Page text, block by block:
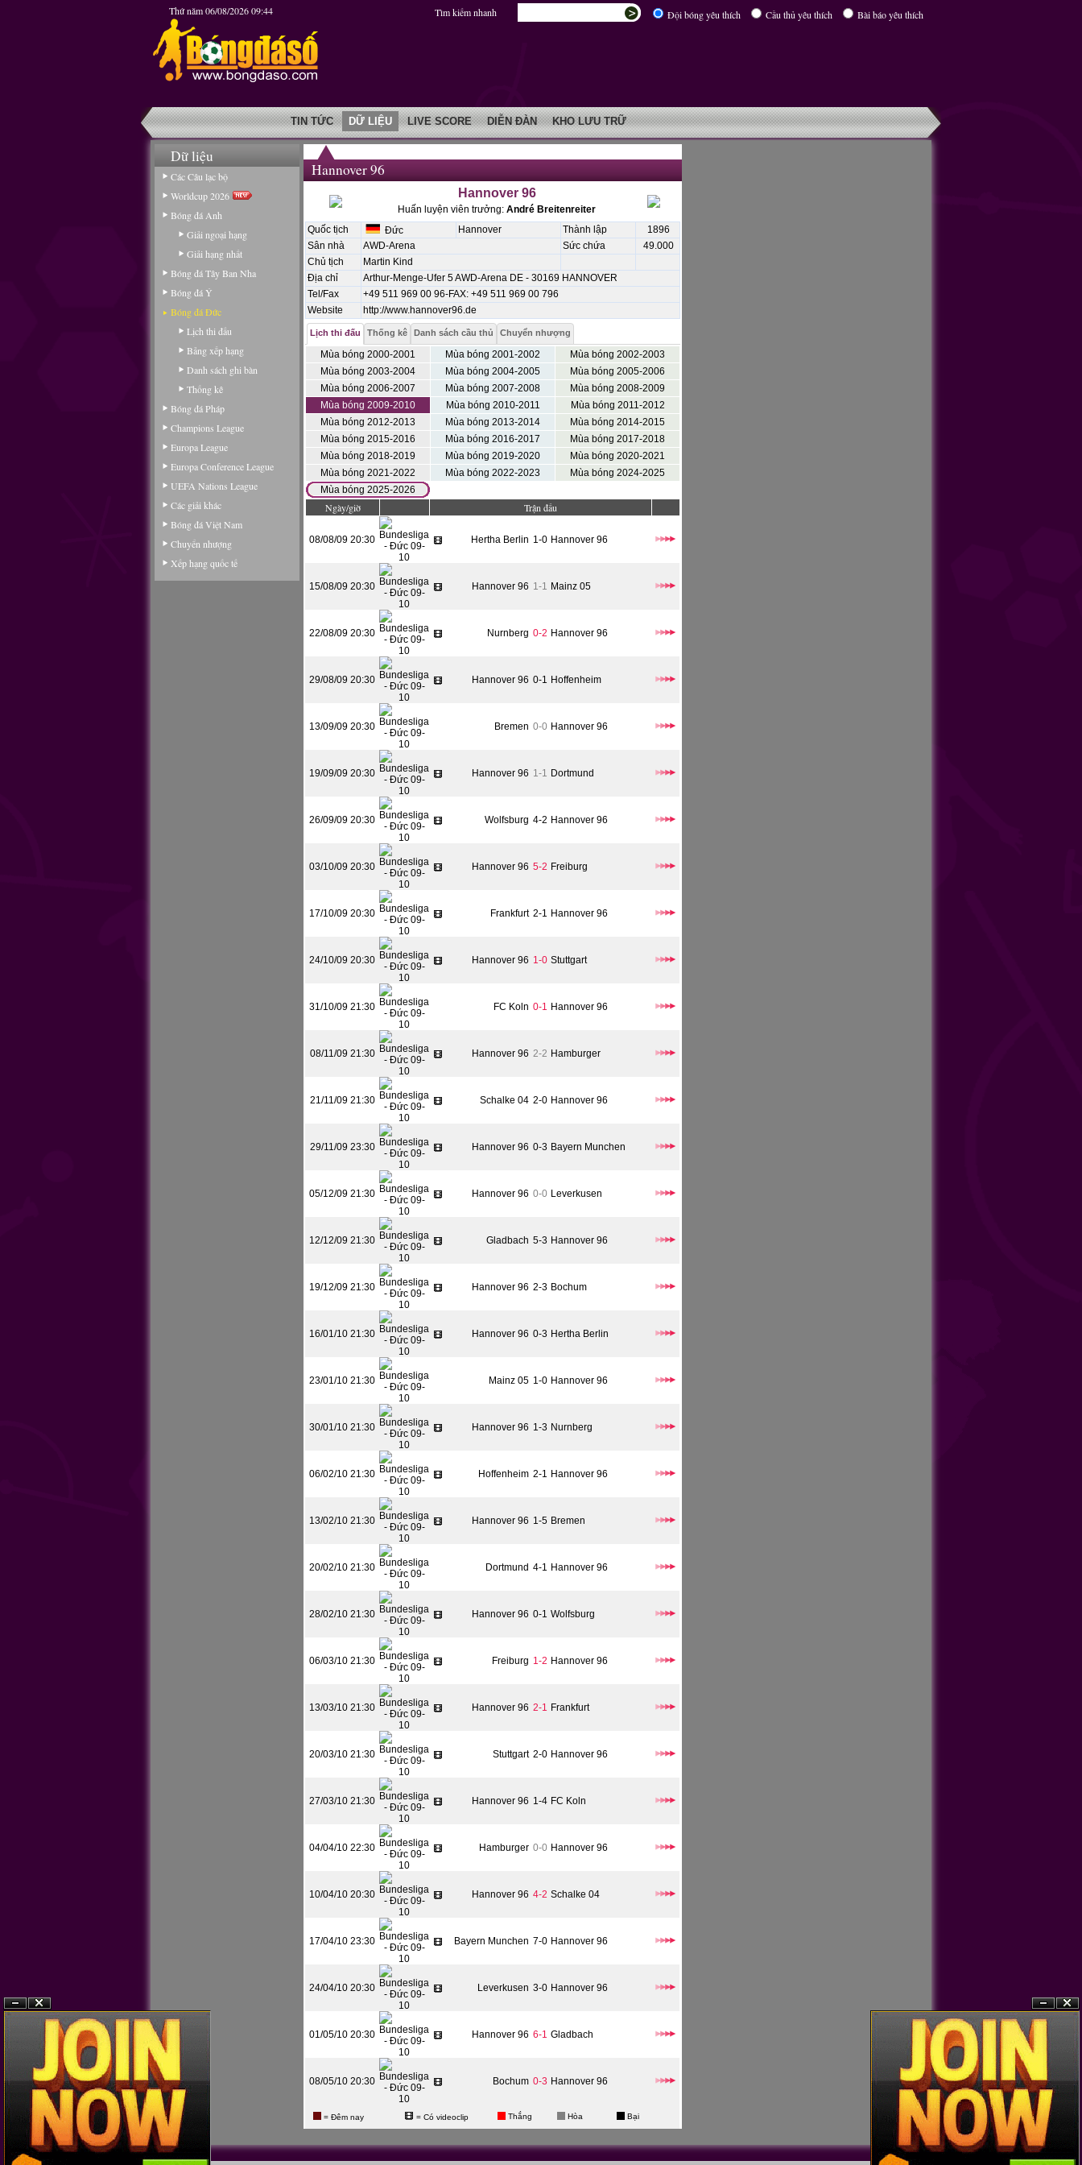
Thứ năm 06/08/2026 09:44 Đội bóng yêu thích Cầu thủ yêu thích Bài báo yêu thích
Tìm kiếm nhanh
TIN TỨC DỮ LIỆU LIVE SCORE DIỄN ĐÀN KHO LƯU TRỮ
Dữ liệu
Các Câu lạc bộ
Worldcup 2026
Bóng đá Anh
Giải ngoại hạng
Giải hạng nhất
Bóng đá Tây Ban Nha
Bóng đá Ý
Bóng đá Đức
Lịch thi đấu
Bảng xếp hạng
Danh sách ghi bàn
Thống kê
Bóng đá Pháp
Champions League
Europa League
Europa Conference League
UEFA Nations League
Các giải khác
Bóng đá Việt Nam
Chuyển nhượng
Xếp hạng quốc tế
Hannover 96
Hannover 96
Huấn luyện viên trưởng: André Breitenreiter
Quốc tịch
Đức Hannover Thành lập
1896
Sân nhà
AWD-Arena Sức chứa
49.000
Chủ tịch
Martin Kind
Địa chỉ
Arthur-Menge-Ufer 5 AWD-Arena DE - 30169 HANNOVER
Tel/Fax
+49 511 969 00 96-FAX: +49 511 969 00 796
Website
http://www.hannover96.de
Lịch thi đấu Thống kê Danh sách cầu thủ Chuyển nhượng
Mùa bóng 2000-2001 Mùa bóng 2001-2002
Mùa bóng 2002-2003
Mùa bóng 2003-2004
Mùa bóng 2004-2005
Mùa bóng 2005-2006
Mùa bóng 2006-2007
Mùa bóng 2007-2008
Mùa bóng 2008-2009
Mùa bóng 2009-2010
Mùa bóng 2010-2011
Mùa bóng 2011-2012
Mùa bóng 2012-2013
Mùa bóng 2013-2014
Mùa bóng 2014-2015
Mùa bóng 2015-2016
Mùa bóng 2016-2017
Mùa bóng 2017-2018
Mùa bóng 2018-2019
Mùa bóng 2019-2020
Mùa bóng 2020-2021
Mùa bóng 2021-2022
Mùa bóng 2022-2023
Mùa bóng 2024-2025
Mùa bóng 2025-2026
Ngày/giờ Trận đấu
08/08/09 20:30 Hertha Berlin 1-0 Hannover 96
15/08/09 20:30 Hannover 96 1-1 Mainz 05
22/08/09 20:30 Nurnberg 0-2 Hannover 96
29/08/09 20:30 Hannover 96 0-1 Hoffenheim
13/09/09 20:30 Bremen 0-0 Hannover 96
19/09/09 20:30 Hannover 96 1-1 Dortmund
26/09/09 20:30 Wolfsburg 4-2 Hannover 96
03/10/09 20:30 Hannover 96 5-2 Freiburg
17/10/09 20:30 Frankfurt 2-1 Hannover 96
24/10/09 20:30 Hannover 96 1-0 Stuttgart
31/10/09 21:30 FC Koln 0-1 Hannover 96
08/11/09 21:30 Hannover 96 2-2 Hamburger
21/11/09 21:30 Schalke 04 2-0 Hannover 96
29/11/09 23:30 Hannover 96 0-3 Bayern Munchen
05/12/09 21:30 Hannover 96 0-0 Leverkusen
12/12/09 21:30 Gladbach 5-3 Hannover 96
19/12/09 21:30 Hannover 96 2-3 Bochum
16/01/10 21:30 Hannover 96 0-3 Hertha Berlin
23/01/10 21:30 Mainz 05 1-0 Hannover 96
30/01/10 21:30 Hannover 96 1-3 Nurnberg
06/02/10 21:30 Hoffenheim 2-1 Hannover 96
13/02/10 21:30 Hannover 96 1-5 Bremen
20/02/10 21:30 Dortmund 4-1 Hannover 96
28/02/10 21:30 Hannover 96 0-1 Wolfsburg
06/03/10 21:30 Freiburg 1-2 Hannover 96
13/03/10 21:30 Hannover 96 2-1 Frankfurt
20/03/10 21:30 Stuttgart 2-0 Hannover 96
27/03/10 21:30 Hannover 96 1-4 FC Koln
04/04/10 22:30 Hamburger 0-0 Hannover 96
10/04/10 20:30 Hannover 96 4-2 Schalke 04
17/04/10 23:30 Bayern Munchen 7-0 Hannover 96
24/04/10 20:30 Leverkusen 3-0 Hannover 96
01/05/10 20:30 Hannover 96 6-1 Gladbach
08/05/10 20:30 Bochum 0-3 Hannover 96
= Đêm nay = Có videoclip Thắng Hòa Bại
?n ?�ng
?n ?�ng